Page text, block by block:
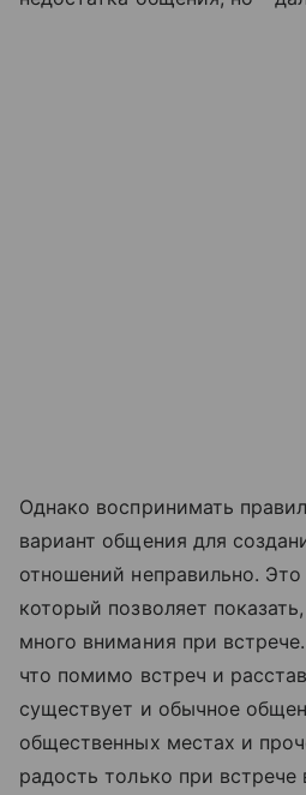
Однако воспринимать
вариант общения для
отношений неправильно.
который позволяет
много внимания при
что помимо встреч и
существует и обычное
общественных местах и
радость только при